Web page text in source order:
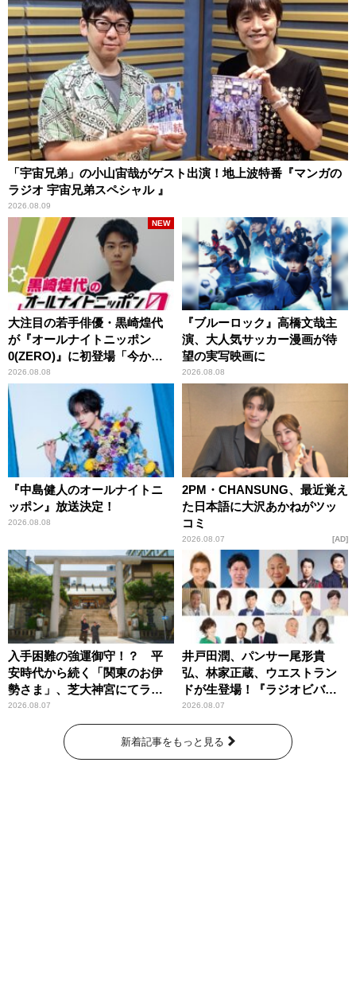
「宇宙兄弟」の小山宙哉がゲスト出演！地上波特番『マンガの
ラジオ 宇宙兄弟スペシャル 』
2026.08.09
大注目の若手俳優・黒崎煌代
が『オールナイトニッポン
0(ZERO)』に初登場「今から
とてもワクワクしておりま
す！」
2026.08.08
NEW
『ブルーロック』高橋文哉主
演、大人気サッカー漫画が待
望の実写映画に
2026.08.08
『中島健人のオールナイトニ
ッポン』放送決定！
2026.08.08
2PM・CHANSUNG、最近覚え
た日本語に大沢あかねがツッ
コミ
2026.08.07 AD
入手困難の強運御守！？ 平
安時代から続く「関東のお伊
勢さま」、芝大神宮にてラン
パンプスが合格祈願！
2026.08.07
井戸田潤、パンサー尾形貴
弘、林家正蔵、ウエストラン
ドが生登場！『ラジオビバリ
ー昼ズ』
2026.08.07
新着記事をもっと見る